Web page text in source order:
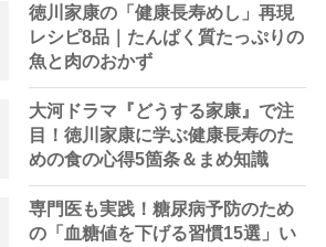
徳川家康の「健康長寿めし」再現
レシピ8品｜たんぱく質たっぷりの
魚と肉のおかず
大河ドラマ『どうする家康』で注
目！徳川家康に学ぶ健康長寿のた
めの食の心得5箇条＆まめ知識
専門医も実践！糖尿病予防のため
の「血糖値を下げる習慣15選」い